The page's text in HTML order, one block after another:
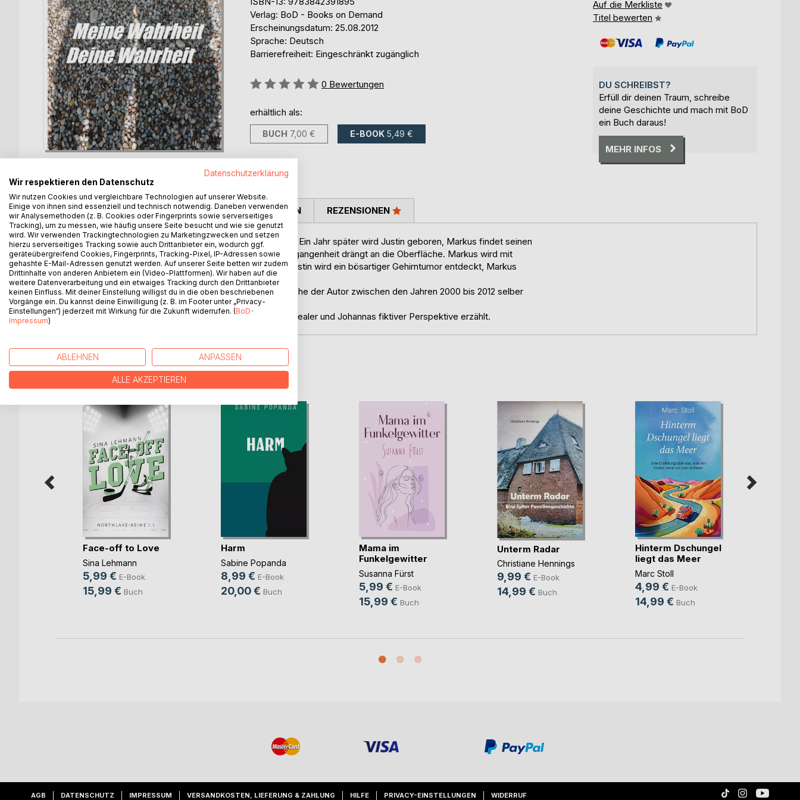
Verlag: BoD - Books on Demand
Erscheinungsdatum: 25.08.2012
Sprache: Deutsch
Barrierefreiheit: Eingeschränkt zugänglich
Bewertung::
0 Bewertungen
erhältlich als:
BUCH 7,00 € E-BOOK 5,49 €
Auf die Merkliste
Titel bewerten
DU SCHREIBST?
Erfüll dir deinen Traum, schreibe
deine Geschichte und mach mit BoD
ein Buch daraus!
MEHR INFOS
BESCHREIBUNG
Für Markus und Johanna ist es Liebe auf den ersten Blick. Ein Jahr später wird Justin geboren, Markus findet seinen
Traumjob, das Glück scheint perfekt. Doch Johannas Vergangenheit drängt an die Oberfläche. Markus wird mit
Geschichten über Inzest und Hörigkeit konfrontiert. Bei Justin wird ein bösartiger Gehirntumor entdeckt, Markus
verliert seine Stelle und Johanna verlässt ihn.
Meine Wahrheit, Deine Wahrheit schildert Ereignisse, welche der Autor zwischen den Jahren 2000 bis 2012 selber
erlebte.
Die Geschichte wird abwechselnd aus Markus (Michael) realer und Johannas fiktiver Perspektive erzählt.
AUTOR/IN PRESSESTIMMEN REZENSIONEN
WEITERE TITEL BEIBoD
Face-off to Love
Sina Lehmann
5,99 € E-Book
15,99 € Buch
Harm
Sabine Popanda
8,99 € E-Book
20,00 € Buch
Mama im
Funkelgewitter
Susanna Fürst
5,99 € E-Book
15,99 € Buch
Unterm Radar
Christiane Hennings
9,99 € E-Book
14,99 € Buch
Hinterm Dschungel
liegt das Meer
Marc Stoll
4,99 € E-Book
14,99 € Buch
AGB DATENSCHUTZ IMPRESSUM VERSANDKOSTEN, LIEFERUNG & ZAHLUNG HILFE PRIVACY-EINSTELLUNGEN WIDERRUF
Datenschutzerklärung
Wir respektieren den Datenschutz
Wir nutzen Cookies und vergleichbare Technologien auf unserer Website.
Einige von ihnen sind essenziell und technisch notwendig. Daneben verwenden
wir Analysemethoden (z. B. Cookies oder Fingerprints sowie serverseitiges
Tracking), um zu messen, wie häufig unsere Seite besucht und wie sie genutzt
wird. Wir verwenden Trackingtechnologien zu Marketingzwecken und setzen
hierzu serverseitiges Tracking sowie auch Drittanbieter ein, wodurch ggf.
geräteübergreifend Cookies, Fingerprints, Tracking-Pixel, IP-Adressen sowie
gehashte E-Mail-Adressen genutzt werden. Auf unserer Seite betten wir zudem
Drittinhalte von anderen Anbietern ein (Video-Plattformen). Wir haben auf die
weitere Datenverarbeitung und ein etwaiges Tracking durch den Drittanbieter
keinen Einfluss. Mit deiner Einstellung willigst du in die oben beschriebenen
Vorgänge ein. Du kannst deine Einwilligung (z. B. im Footer unter „Privacy-
Einstellungen“) jederzeit mit Wirkung für die Zukunft widerrufen. (BoD-
Impressum)
ABLEHNEN ANPASSEN
ALLE AKZEPTIEREN